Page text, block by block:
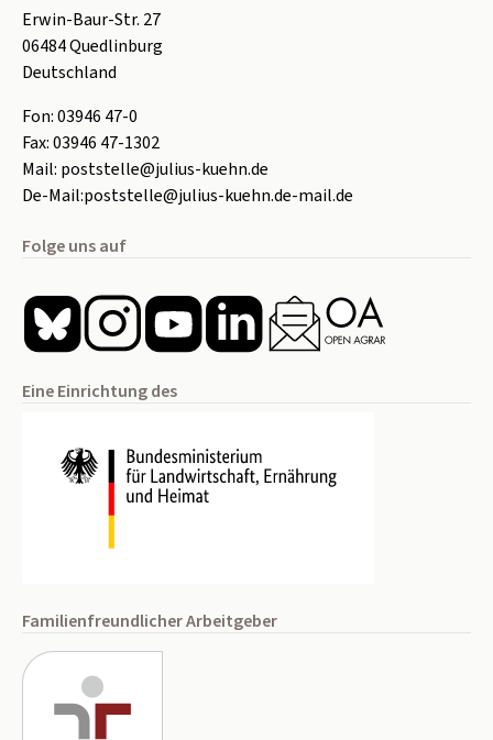
Erwin-Baur-Str. 27
06484Quedlinburg
Deutschland
Fon:03946 47-0
Fax:03946 47-1302
Mail: poststelle@julius-kuehn.de
De-Mail:poststelle@julius-kuehn.de-mail.de
Folge uns auf
Eine Einrichtung des
Familienfreundlicher Arbeitgeber